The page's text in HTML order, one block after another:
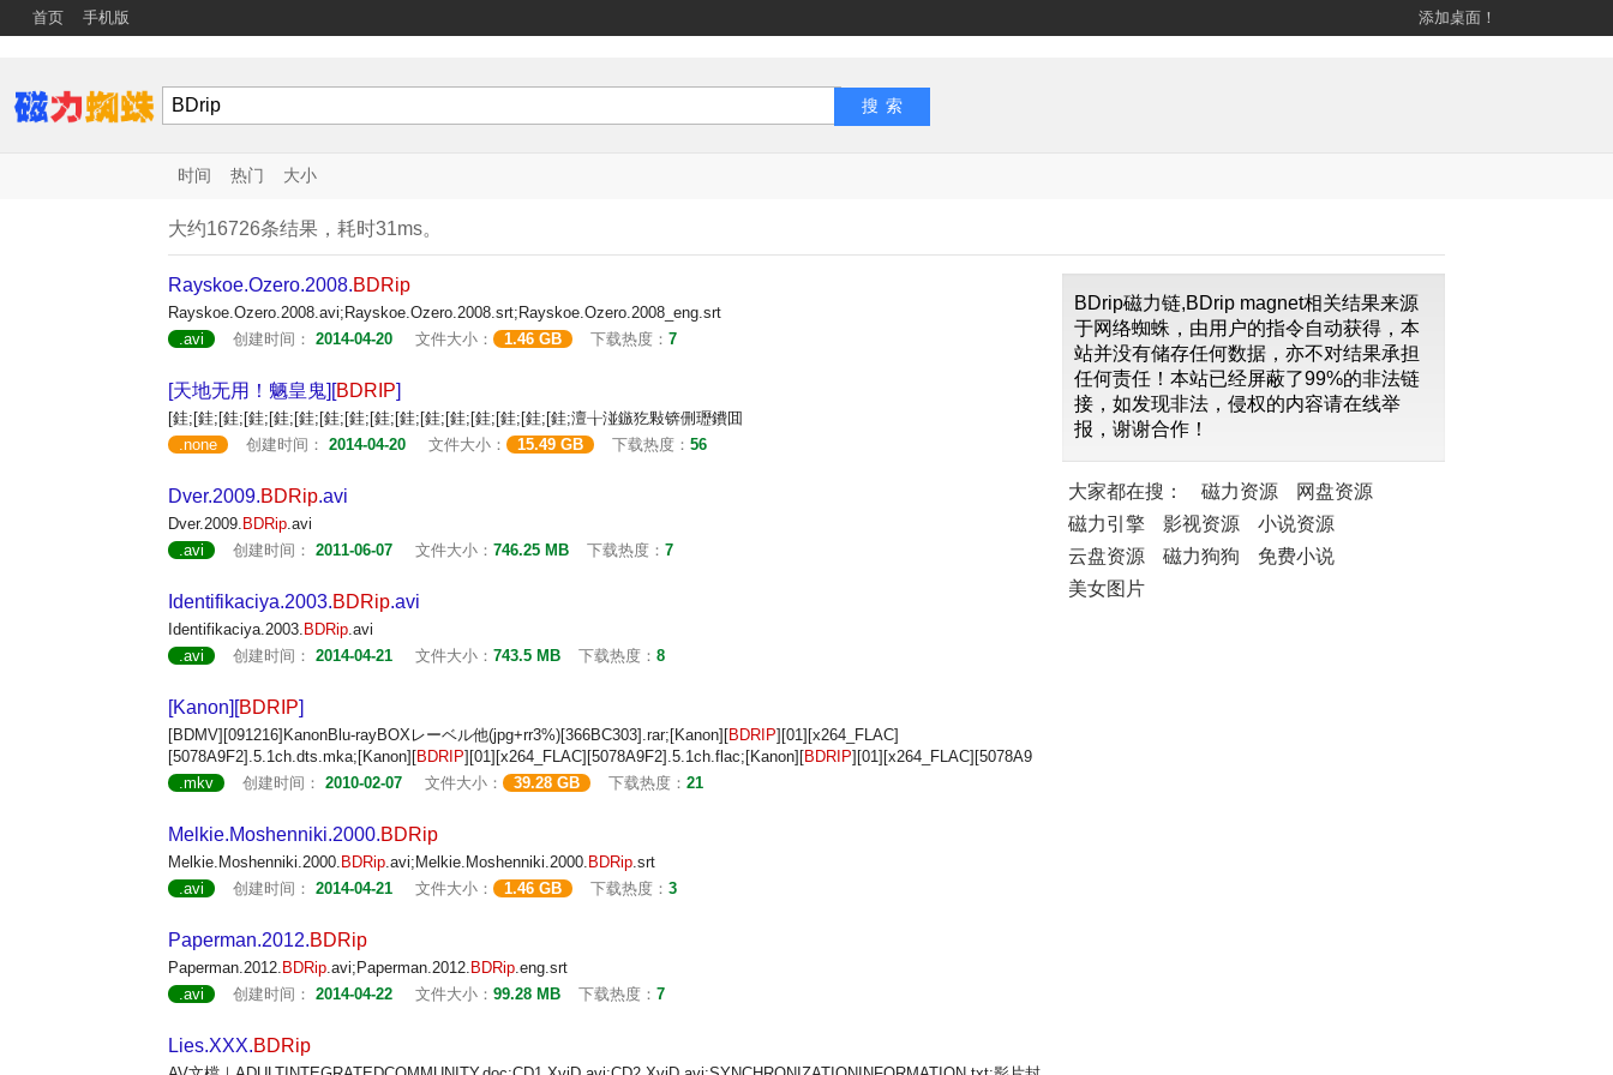
首页 手机版 添加桌面！
时间 热门 大小
大约16726条结果，耗时31ms。
Rayskoe.Ozero.2008.BDRip
Rayskoe.Ozero.2008.avi;Rayskoe.Ozero.2008.srt;Rayskoe.Ozero.2008_eng.srt
.avi
创建时间： 2014-04-20 文件大小： 1.46 GB 下载热度： 7
[天地无用！魉皇鬼][BDRIP]
[銈;[銈;[銈;[銈;[銈;[銈;[銈;[銈;[銈;[銈;[銈;[銈;[銈;[銈;[銈;[銈;澶╁湴鏃犵敤锛侀瓑鐨囬
.none
创建时间： 2014-04-20 文件大小： 15.49 GB 下载热度： 56
Dver.2009.BDRip.avi
Dver.2009. BDRip.avi
.avi
创建时间： 2011-06-07 文件大小： 746.25 MB 下载热度： 7
Identifikaciya.2003.BDRip.avi
Identifikaciya.2003. BDRip.avi
.avi
创建时间： 2014-04-21 文件大小： 743.5 MB 下载热度： 8
[Kanon][BDRIP]
[BDMV][091216]KanonBlu-rayBOXレーベル他(jpg+rr3%)[366BC303].rar;[Kanon][BDRIP][01][x264_FLAC]
[5078A9F2].5.1ch.dts.mka;[Kanon][BDRIP][01][x264_FLAC][5078A9F2].5.1ch.flac;[Kanon][BDRIP][01][x264_FLAC][5078A9
.mkv
创建时间： 2010-02-07 文件大小： 39.28 GB 下载热度： 21
Melkie.Moshenniki.2000.BDRip
Melkie.Moshenniki.2000. BDRip.avi;Melkie.Moshenniki.2000. BDRip.srt
.avi
创建时间： 2014-04-21 文件大小： 1.46 GB 下载热度： 3
Paperman.2012.BDRip
Paperman.2012. BDRip.avi;Paperman.2012. BDRip.eng.srt
.avi
创建时间： 2014-04-22 文件大小： 99.28 MB 下载热度： 7
Lies.XXX.BDRip
BDrip磁力链,BDrip magnet相关结果来源
于网络蜘蛛，由用户的指令自动获得，本
站并没有储存任何数据，亦不对结果承担
任何责任！本站已经屏蔽了99%的非法链
接，如发现非法，侵权的内容请在线举
报，谢谢合作！
大家都在搜： 磁力资源
网盘资源
磁力引擎
影视资源
小说资源
云盘资源
磁力狗狗
免费小说
美女图片